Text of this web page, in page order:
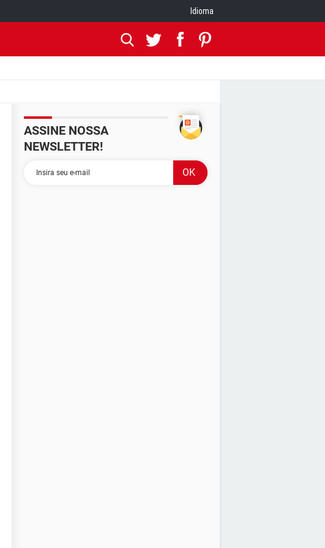
Idioma
ASSINE NOSSA
NEWSLETTER!